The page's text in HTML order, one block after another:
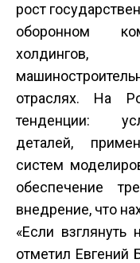
рост
оборонном
отраслях. На
тенденции:
деталей,
систем
обеспечение
внедрение, что
«Если
отметил